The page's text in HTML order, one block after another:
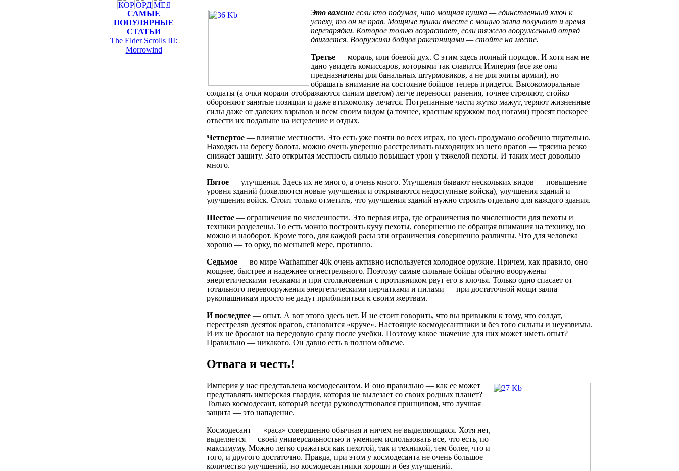
САМЫЕ
ПОПУЛЯРНЫЕ
СТАТЬИ
The Elder Scrolls III:
Morrowind
Это важно: если кто подумал, что мощная пушка — единственный ключ к
успеху, то он не прав. Мощные пушки вместе с мощью залпа получают и время
перезарядки. Которое только возрастает, если тяжело вооруженный отряд
двигается. Вооружили бойцов ракетницами — стойте на месте.
Третье — мораль, или боевой дух. С этим здесь полный порядок. И хотя нам не
дано увидеть комиссаров, которыми так славится Империя (все же они
предназначены для банальных штурмовиков, а не для элиты армии), но
обращать внимание на состояние бойцов теперь придется. Высокоморальные
солдаты (а очки морали отображаются синим цветом) легче переносят ранения, точнее стреляют, стойко
обороняют занятые позиции и даже втихомолку лечатся. Потрепанные части жутко мажут, теряют жизненные
силы даже от далеких взрывов и всем своим видом (а точнее, красным кружком под ногами) просят поскорее
отвести их подальше на исцеление и отдых.
Четвертое — влияние местности. Это есть уже почти во всех играх, но здесь продумано особенно тщательно.
Находясь на берегу болота, можно очень уверенно расстреливать выходящих из него врагов — трясина резко
снижает защиту. Зато открытая местность сильно повышает урон у тяжелой пехоты. И таких мест довольно
много.
Пятое — улучшения. Здесь их не много, а очень много. Улучшения бывают нескольких видов — повышение
уровня зданий (появляются новые улучшения и открываются недоступные войска), улучшения зданий и
улучшения войск. Стоит только отметить, что улучшения зданий нужно строить отдельно для каждого здания.
Шестое — ограничения по численности. Это первая игра, где ограничения по численности для пехоты и
техники разделены. То есть можно построить кучу пехоты, совершенно не обращая внимания на технику, но
можно и наоборот. Кроме того, для каждой расы эти ограничения совершенно различны. Что для человека
хорошо — то орку, по меньшей мере, противно.
Седьмое — во мире Warhammer 40k очень активно используется холодное оружие. Причем, как правило, оно
мощнее, быстрее и надежнее огнестрельного. Поэтому самые сильные бойцы обычно вооружены
энергетическими тесаками и при столкновении с противником рвут его в клочья. Только одно спасает от
тотального перевооружения энергетическими перчатками и пилами — при достаточной мощи залпа
рукопашникам просто не дадут приблизиться к своим жертвам.
И последнее — опыт. А вот этого здесь нет. И не стоит говорить, что вы привыкли к тому, что солдат,
перестреляв десяток врагов, становится «круче». Настоящие космодесантники и без того сильны и неуязвимы.
И их не бросают на передовую сразу после учебки. Поэтому какое значение для них может иметь опыт?
Правильно — никакого. Он давно есть в полном объеме.
Отвага и честь!
Империя у нас представлена космодесантом. И оно правильно — как ее может
представлять имперская гвардия, которая не вылезает со своих родных планет?
Только космодесант, который всегда руководствовался принципом, что лучшая
защита — это нападение.
Космодесант — «раса» совершенно обычная и ничем не выделяющаяся. Хотя нет,
выделяется — своей универсальностью и умением использовать все, что есть, по
максимуму. Можно легко сражаться как пехотой, так и техникой, тем более, что и
того, и другого достаточно. Правда, при этом у космодесанта не очень большое
количество улучшений, но космодесантники хороши и без улучшений.